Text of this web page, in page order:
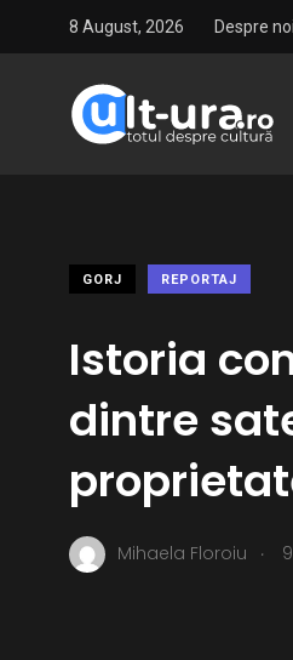
8 August, 2026 Despre noi
GORJ REPORTAJ
Istoria
dintre
Mihaela Floroiu .